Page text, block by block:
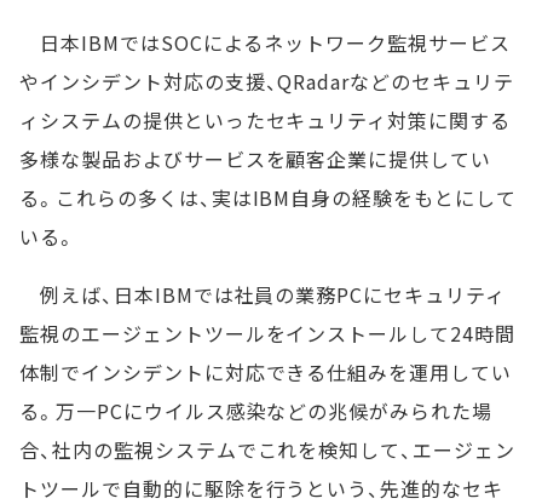
日本IBMではSOCによるネットワーク監視サービス
やインシデント対応の支援、QRadarなどのセキュリテ
ィシステムの提供といったセキュリティ対策に関する
多様な製品およびサービスを顧客企業に提供してい
る。これらの多くは、実はIBM自身の経験をもとにして
いる。
例えば、日本IBMでは社員の業務PCにセキュリティ
監視のエージェントツールをインストールして24時間
体制でインシデントに対応できる仕組みを運用してい
る。万一PCにウイルス感染などの兆候がみられた場
合、社内の監視システムでこれを検知して、エージェン
トツールで自動的に駆除を行うという、先進的なセキ